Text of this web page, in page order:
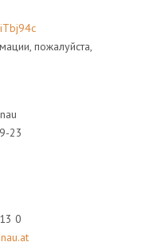
пожалуйста,
23
0